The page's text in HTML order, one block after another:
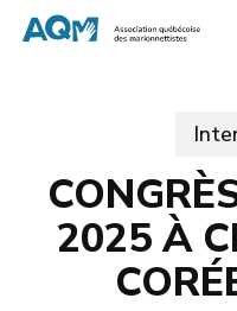
Skip
2025 À